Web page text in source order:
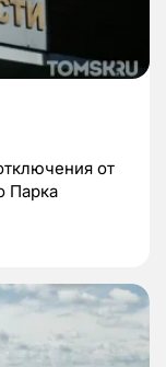
от
Парка